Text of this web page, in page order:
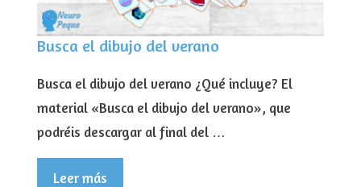
Busca el dibujo del verano
Busca el dibujo del verano ¿Qué incluye? El
material «Busca el dibujo del verano», que
podréis descargar al final del …
Leer más